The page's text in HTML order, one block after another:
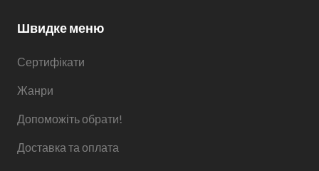
Швидке меню
Сертифікати
Жанри
Допоможіть обрати!
Доставка та оплата